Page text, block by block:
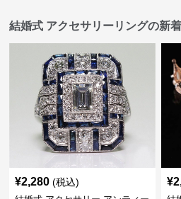
結婚式 アクセサリーリングの新
¥2,280 (税込) ¥